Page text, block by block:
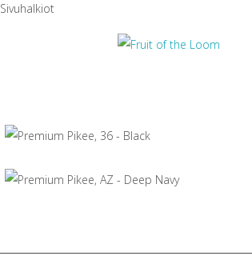
Sivuhalkiot